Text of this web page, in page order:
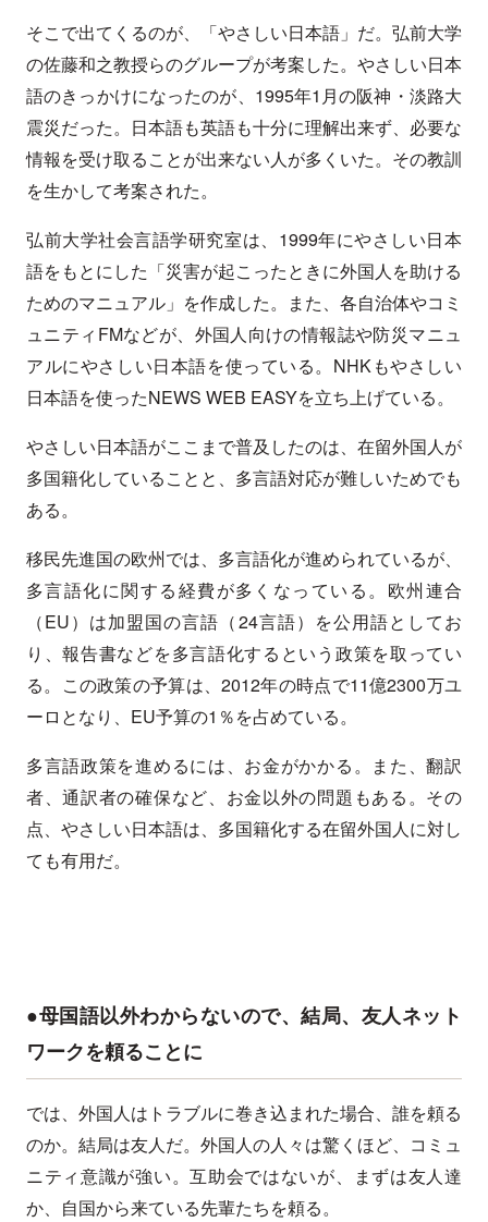
そこで出てくるのが、「やさしい日本語」だ。弘前大学
の佐藤和之教授らのグループが考案した。やさしい日本
語のきっかけになったのが、1995年1月の阪神・淡路大
震災だった。日本語も英語も十分に理解出来ず、必要な
情報を受け取ることが出来ない人が多くいた。その教訓
を生かして考案された。
弘前大学社会言語学研究室は、1999年にやさしい日本
語をもとにした「災害が起こったときに外国人を助ける
ためのマニュアル」を作成した。また、各自治体やコミ
ュニティFMなどが、外国人向けの情報誌や防災マニュ
アルにやさしい日本語を使っている。NHKもやさしい
日本語を使ったNEWS WEB EASYを立ち上げている。
やさしい日本語がここまで普及したのは、在留外国人が
多国籍化していることと、多言語対応が難しいためでも
ある。
移民先進国の欧州では、多言語化が進められているが、
多言語化に関する経費が多くなっている。欧州連合
（EU）は加盟国の言語（24言語）を公用語としてお
り、報告書などを多言語化するという政策を取ってい
る。この政策の予算は、2012年の時点で11億2300万ユ
ーロとなり、EU予算の1％を占めている。
多言語政策を進めるには、お金がかかる。また、翻訳
者、通訳者の確保など、お金以外の問題もある。その
点、やさしい日本語は、多国籍化する在留外国人に対し
ても有用だ。
●母国語以外わからないので、結局、友人ネット
ワークを頼ることに
では、外国人はトラブルに巻き込まれた場合、誰を頼る
のか。結局は友人だ。外国人の人々は驚くほど、コミュ
ニティ意識が強い。互助会ではないが、まずは友人達
か、自国から来ている先輩たちを頼る。